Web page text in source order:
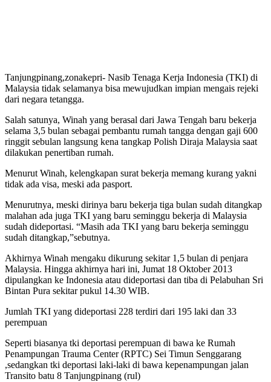
Tanjungpinang,zonakepri- Nasib Tenaga Kerja Indonesia (TKI) di
Malaysia tidak selamanya bisa mewujudkan impian mengais rejeki
dari negara tetangga.
Salah satunya, Winah yang berasal dari Jawa Tengah baru bekerja
selama 3,5 bulan sebagai pembantu rumah tangga dengan gaji 600
ringgit sebulan langsung kena tangkap Polish Diraja Malaysia saat
dilakukan penertiban rumah.
Menurut Winah, kelengkapan surat bekerja memang kurang yakni
tidak ada visa, meski ada pasport.
Menurutnya, meski dirinya baru bekerja tiga bulan sudah ditangkap
malahan ada juga TKI yang baru seminggu bekerja di Malaysia
sudah dideportasi. “Masih ada TKI yang baru bekerja seminggu
sudah ditangkap,”sebutnya.
Akhirnya Winah mengaku dikurung sekitar 1,5 bulan di penjara
Malaysia. Hingga akhirnya hari ini, Jumat 18 Oktober 2013
dipulangkan ke Indonesia atau dideportasi dan tiba di Pelabuhan Sri
Bintan Pura sekitar pukul 14.30 WIB.
Jumlah TKI yang dideportasi 228 terdiri dari 195 laki dan 33
perempuan
Seperti biasanya tki deportasi perempuan di bawa ke Rumah
Penampungan Trauma Center (RPTC) Sei Timun Senggarang
,sedangkan tki deportasi laki-laki di bawa kepenampungan jalan
Transito batu 8 Tanjungpinang (rul)